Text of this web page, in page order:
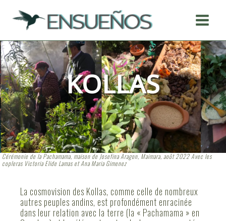
content
KOLLAS
Cérémonie de la Pachamama, maison de Josefina Aragon, Maimara, août 2022 Avec les
copleras Victoria Elide Lamas et Ana Maria Gimenez
La cosmovision des Kollas, comme celle de nombreux
autres peuples andins, est profondément enracinée
dans leur relation avec la terre (la « Pachamama » en